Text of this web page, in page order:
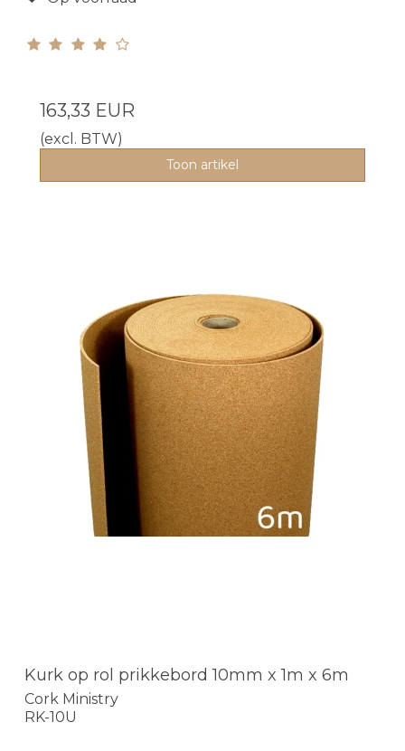
163,33 EUR
(excl. BTW)
Toon artikel
Kurk op rol prikkebord 10mm x 1m x 6m
Cork Ministry
RK-10U